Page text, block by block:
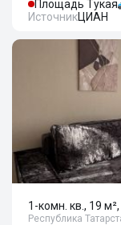
Площадь Тукая
ИсточникЦИАН
1-комн. кв., 19
Республика